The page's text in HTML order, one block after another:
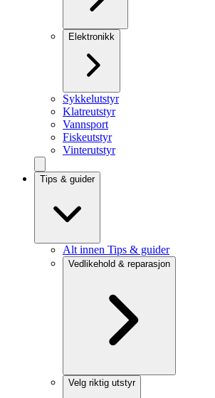
Elektronikk
Sykkelutstyr
Klatreutstyr
Vannsport
Fiskeutstyr
Vinterutstyr
Tips & guider
Alt innen Tips & guider
Vedlikehold & reparasjon
Velg riktig utstyr